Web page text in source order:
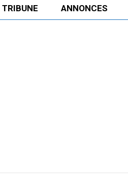
TRIBUNE ANNONCES